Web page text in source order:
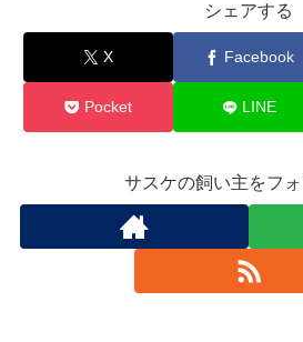
シェアする
X Facebook
Pocket LINE
サスケの飼い主をフ